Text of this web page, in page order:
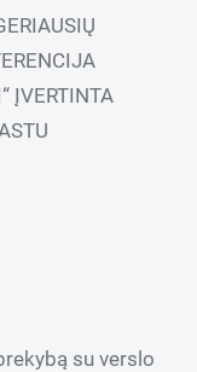
ĮVERTINTA
su verslo